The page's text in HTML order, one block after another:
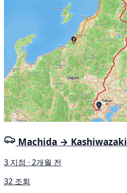
Machida → Kashiwazaki
3 지점 · 2개월 전
32 조회